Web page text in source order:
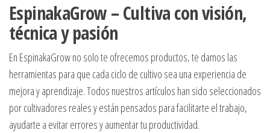
EspinakaGrow – Cultiva con visión,
técnica y pasión
En EspinakaGrow no solo te ofrecemos productos, te damos las
herramientas para que cada ciclo de cultivo sea una experiencia de
mejora y aprendizaje. Todos nuestros artículos han sido seleccionados
por cultivadores reales y están pensados para facilitarte el trabajo,
ayudarte a evitar errores y aumentar tu productividad.